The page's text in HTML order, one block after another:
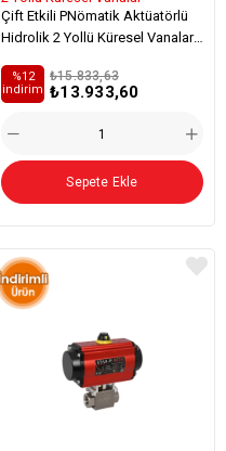
Çift Etkili PNömatik Aktüatörlü
Hidrolik 2 Yollü Küresel Vanalar
Sac Monteli - Viton
₺13.933,60
₺15.833,63
%12
i̇ndirim
Sepete Ekle